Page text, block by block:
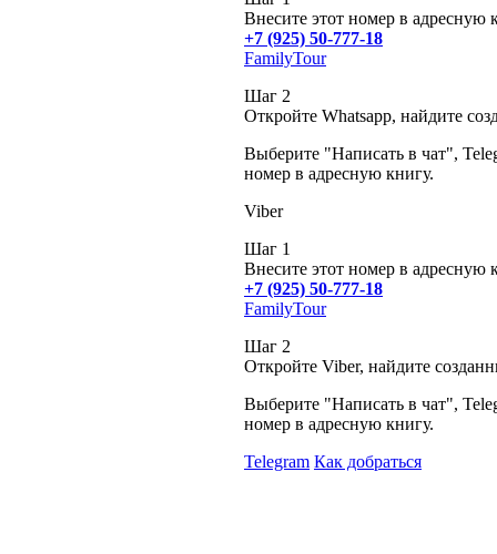
Внесите этот номер в адресную
+7 (925) 50-777-18
FamilyTour
Шаг 2
Откройте Whatsapp, найдите
Выберите "Написать в чат",
номер в адресную книгу.
Viber
Шаг 1
Внесите этот номер в адресную
+7 (925) 50-777-18
FamilyTour
Шаг 2
Откройте Viber, найдите
Выберите "Написать в чат",
номер в адресную книгу.
Telegram Как добраться